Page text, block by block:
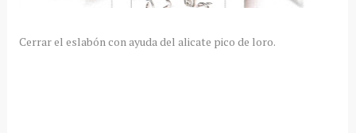
Cerrar el eslabón con ayuda del alicate pico de loro.